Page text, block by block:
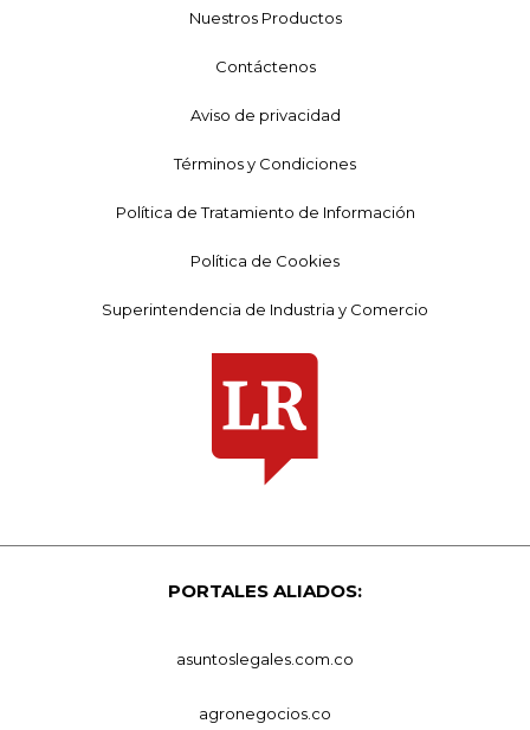
Nuestros Productos
Contáctenos
Aviso de privacidad
Términos y Condiciones
Política de Tratamiento de Información
Política de Cookies
Superintendencia de Industria y Comercio
PORTALES ALIADOS:
asuntoslegales.com.co
agronegocios.co